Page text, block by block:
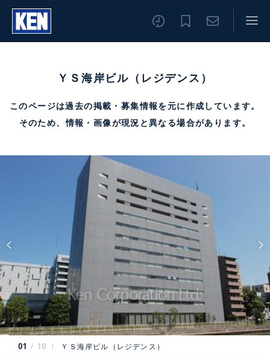
ＹＳ海岸ビル（レジデンス）
このページは過去の掲載・募集情報を元に作成しています。
そのため、情報・画像が現況と異なる場合があります。
01 10 ＹＳ海岸ビル（レジデンス）